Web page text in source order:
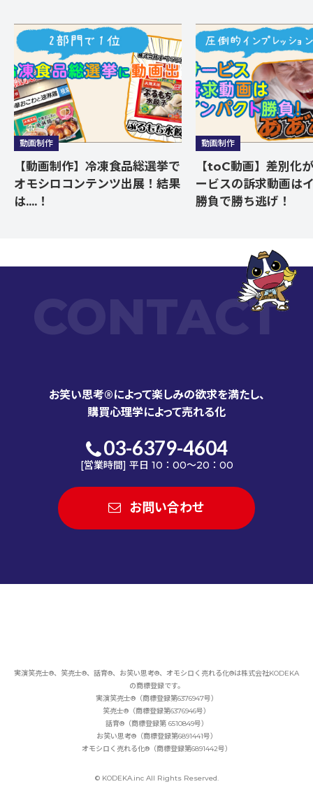
動画制作
【動画制作】冷凍食品総選挙で
オモシロコンテンツ出展！結果
は....！
動画制作
【toC動画】差別化
ービスの訴求動画は
勝負で勝ち逃げ！
CONTACT
お笑い思考®によって楽しみの欲求を満たし、
購買心理学によって売れる化
03-6379-4604
[営業時間] 平日 10：00～20：00
お問い合わせ
実演笑売士®、笑売士®、話育®、お笑い思考®、オモシロく売れる化®は株式会社KODEKA
の商標登録です。
実演笑売士®（商標登録第6376947号）
笑売士®（商標登録第6376946号）
話育®（商標登録第 6510849号）
お笑い思考®（商標登録第6891441号）
オモシロく売れる化®（商標登録第6891442号）
© KODEKA.inc All Rights Reserved.